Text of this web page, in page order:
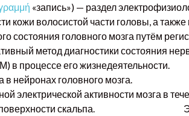
«запись») — раздел
кожи волосистой части головы, а также
головного мозга путём
метод диагностики состояния
в процессе его жизнедеятельности.
нейронах головного мозга.
электрической активности мозга в
мозге или поверхности скальпа.